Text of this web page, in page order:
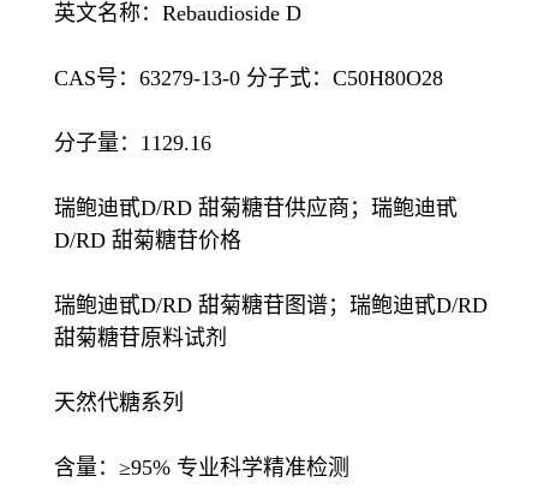
英文名称：Rebaudioside D
CAS号：63279-13-0 分子式：C50H80O28
分子量：1129.16
瑞鲍迪甙D/RD 甜菊糖苷供应商；瑞鲍迪甙
D/RD 甜菊糖苷价格
瑞鲍迪甙D/RD 甜菊糖苷图谱；瑞鲍迪甙D/RD
甜菊糖苷原料试剂
天然代糖系列
含量：≥95% 专业科学精准检测